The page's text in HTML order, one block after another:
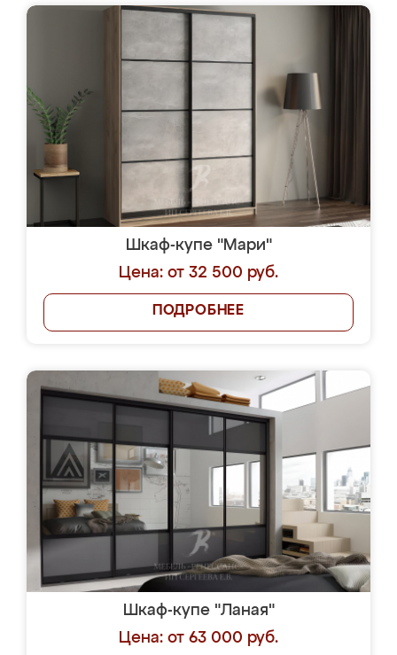
Шкаф-купе "Мари"
Цена: от 32 500 руб.
ПОДРОБНЕЕ
Шкаф-купе "Ланая"
Цена: от 63 000 руб.